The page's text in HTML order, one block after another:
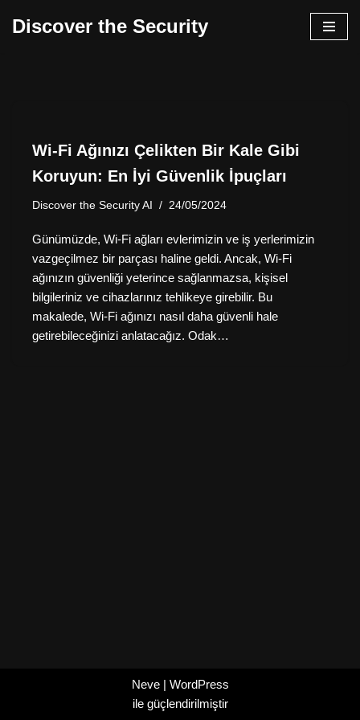
Discover the Security
Wi-Fi Ağınızı Çelikten Bir Kale Gibi
Koruyun: En İyi Güvenlik İpuçları
Discover the Security AI 24/05/2024
Günümüzde, Wi-Fi ağları evlerimizin ve iş yerlerimizin
vazgeçilmez bir parçası haline geldi. Ancak, Wi-Fi
ağınızın güvenliği yeterince sağlanmazsa, kişisel
bilgileriniz ve cihazlarınız tehlikeye girebilir. Bu
makalede, Wi-Fi ağınızı nasıl daha güvenli hale
getirebileceğinizi anlatacağız. Odak…
Neve| WordPress
ile güçlendirilmiştir